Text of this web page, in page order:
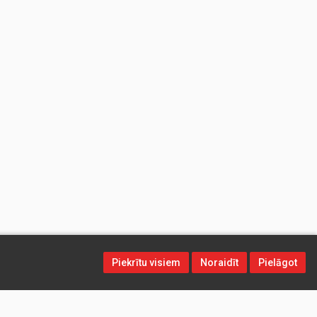
Piekrītu visiem Noraidīt Pielāgot